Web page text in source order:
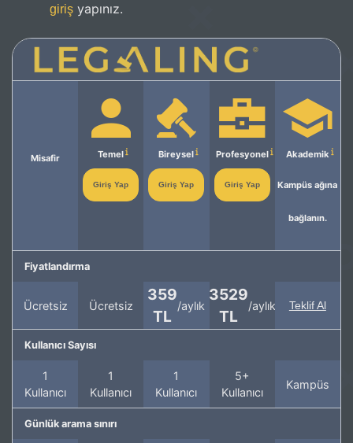
giriş yapınız.
Misafir Temel
Giriş Yap
Bireysel
Giriş Yap
Profesyonel
Giriş Yap
Akademik
Kampüs ağına
bağlanın.
Fiyatlandırma
Ücretsiz Ücretsiz
359
TL
/aylık
3529
TL
/aylık Teklif Al
Kullanıcı Sayısı
1
Kullanıcı
1
Kullanıcı
1
Kullanıcı
5+
Kullanıcı
Kampüs
Günlük arama sınırı